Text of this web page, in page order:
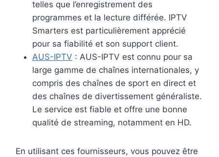
telles que l’enregistrement des
programmes et la lecture différée. IPTV
Smarters est particulièrement apprécié
pour sa fiabilité et son support client.
AUS-IPTV : AUS-IPTV est connu pour sa
large gamme de chaînes internationales, y
compris des chaînes de sport en direct et
des chaînes de divertissement généraliste.
Le service est fiable et offre une bonne
qualité de streaming, notamment en HD.
En utilisant ces fournisseurs, vous pouvez être